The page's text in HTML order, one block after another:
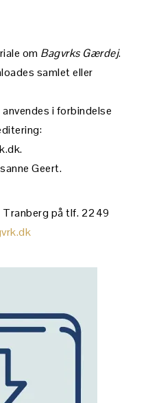
om Bagvrks Gærdej.
samlet eller
i forbindelse
Geert.
Tranberg på tlf. 2249